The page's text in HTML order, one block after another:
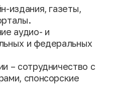
издания, газеты,
аудио- и
и федеральных
– сотрудничество с
спонсорские